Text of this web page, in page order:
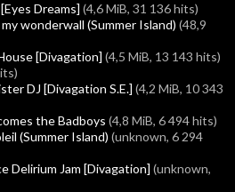
Dreams] (4,6 MiB, 31 136 hits)
wonderwall (Summer Island) (48,9
[Divagation] (4,5 MiB, 13 143 hits)
DJ [Divagation S.E.] (4,2 MiB, 10 343
the Badboys (4,8 MiB, 6 494 hits)
(Summer Island) (unknown, 6 294
Delirium Jam [Divagation] (unknown,